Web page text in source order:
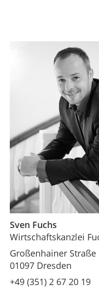
Sven Fuchs
Wirtschaftskanzlei
Großenhainer Straße
01097 Dresden
+49 (351) 2 67 20 19